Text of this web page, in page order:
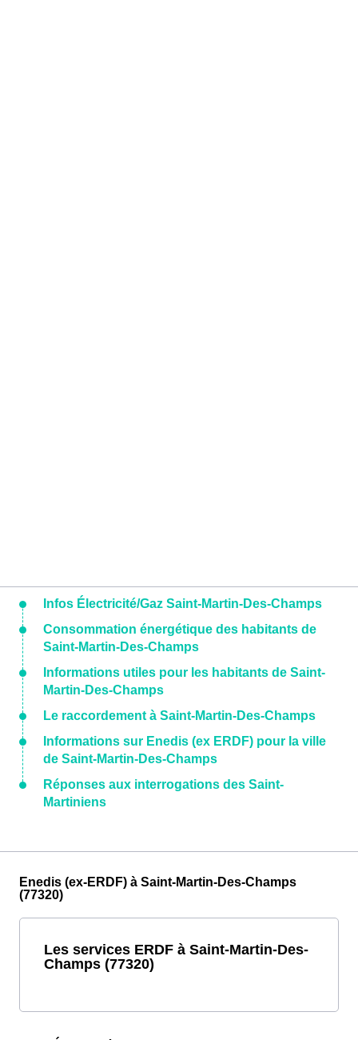
Infos Électricité/Gaz Saint-Martin-Des-Champs
Consommation énergétique des habitants de
Saint-Martin-Des-Champs
Informations utiles pour les habitants de Saint-
Martin-Des-Champs
Le raccordement à Saint-Martin-Des-Champs
Informations sur Enedis (ex ERDF) pour la ville
de Saint-Martin-Des-Champs
Réponses aux interrogations des Saint-
Martiniens
Enedis (ex-ERDF) à Saint-Martin-Des-Champs
(77320)
Les services ERDF à Saint-Martin-Des-
Champs (77320)